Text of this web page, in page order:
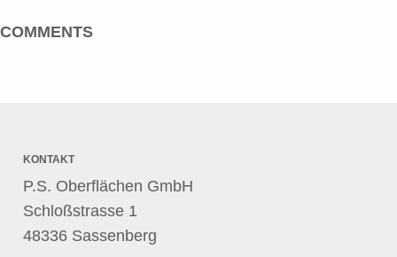
COMMENTS
KONTAKT
P.S. Oberflächen GmbH
Schloßstrasse 1
48336 Sassenberg